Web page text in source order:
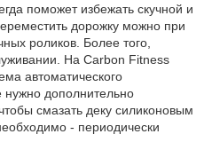
поможет избежать скучной и
дорожку можно при
роликов. Более того,
На Carbon Fitness
автоматического
дополнительно
смазать деку силиконовым
- периодически